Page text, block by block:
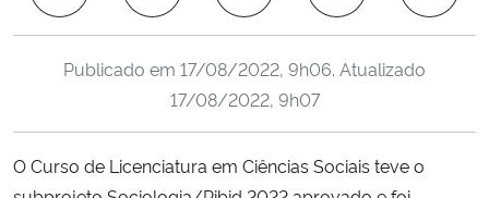
Ministério da Saúde
Ministério de Minas e Energia
Ministério da Ciência, Tecnologia, Inovações e Comunicações
Ministério do Meio Ambiente
Publicado em 17/08/2022, 9h06. Atualizado
17/08/2022, 9h07
O Curso de Licenciatura em Ciências Sociais teve o